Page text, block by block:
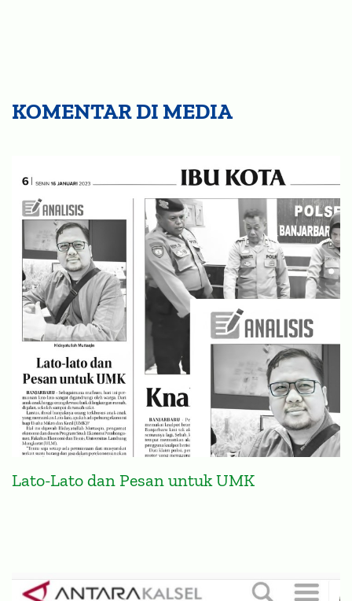
KOMENTAR DI MEDIA
Lato-Lato dan Pesan untuk UMK